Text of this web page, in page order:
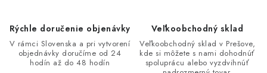
Rýchle doručenie objenávky
V rámci Slovenska a pri vytvorení
objednávky doručíme od 24
hodín až do 48 hodín
Veľkoobchodný sklad
Veľkoobchodný sklad v Prešove,
kde si môžete s nami dohodnúť
spoluprácu alebo vyzdvihnúť